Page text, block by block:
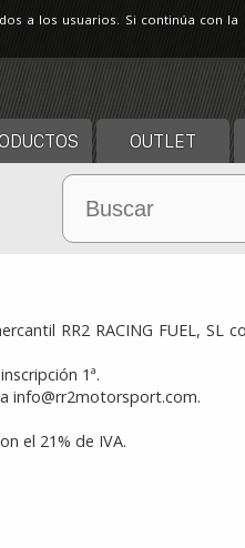
OUTLET
RR2 RACING FUEL, SL
1ª.
info@rr2motorsport.com.
el 21% de IVA.
a los usuarios. Si continúa con la